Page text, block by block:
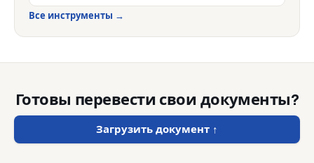
Все инструменты →
Готовы перевести свои документы?
Загрузить документ ↑